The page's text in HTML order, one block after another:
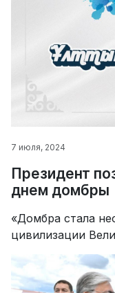
7 июля, 2024
Президент
днем домбры
«Домбра стала
цивилизации